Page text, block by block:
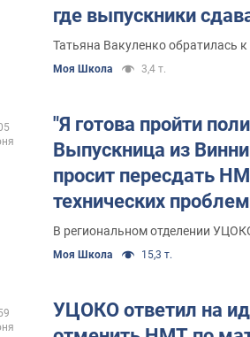
где выпускники
экзамен более 13
Татьяна Вакуленко обратилась
Моя Школа 3,4 т.
"Я готова пройти
Выпускница из
просит пересдать
технических
некорректно
компьютер завис
В региональном отделении
Моя Школа 15,3 т.
УЦОКО ответил на